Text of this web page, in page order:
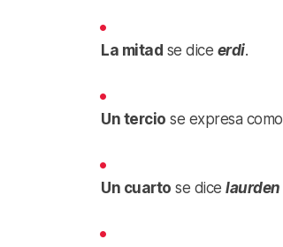
La mitad se dice erdi.
Un tercio se expresa como
Un cuarto se dice laurden